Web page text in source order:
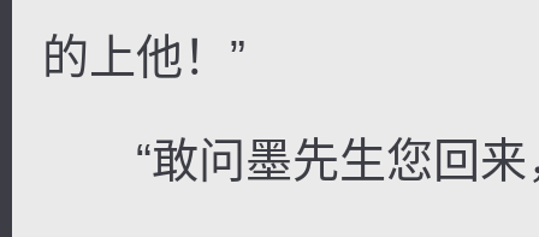
的上他！”
“敢问墨先生您回来